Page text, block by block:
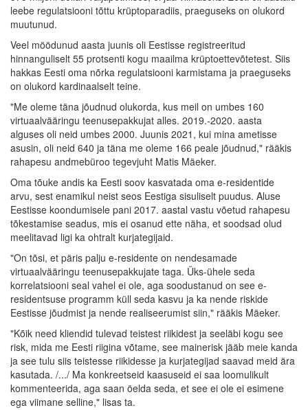
leebe regulatsiooni tõttu krüptoparadiis, praeguseks on olukord
muutunud.
Veel möödunud aasta juunis oli Eestisse registreeritud
hinnanguliselt 55 protsenti kogu maailma krüptoettevõtetest. Siis
hakkas Eesti oma nõrka regulatsiooni karmistama ja praeguseks
on olukord kardinaalselt teine.
"Me oleme täna jõudnud olukorda, kus meil on umbes 160
virtuaalvääringu teenusepakkujat alles. 2019.-2020. aasta
alguses oli neid umbes 2000. Juunis 2021, kui mina ametisse
asusin, oli neid 640 ja täna me oleme 166 peale jõudnud," rääkis
rahapesu andmebüroo tegevjuht Matis Mäeker.
Oma tõuke andis ka Eesti soov kasvatada oma e-residentide
arvu, sest enamikul neist seos Eestiga sisuliselt puudus. Aluse
Eestisse koondumisele pani 2017. aastal vastu võetud rahapesu
tõkestamise seadus, mis ei osanud ette näha, et soodsad olud
meelitavad ligi ka ohtralt kurjategijaid.
"On tõsi, et päris palju e-residente on nendesamade
virtuaalvääringu teenusepakkujate taga. Üks-ühele seda
korrelatsiooni seal vahel ei ole, aga soodustanud on see e-
residentsuse programm küll seda kasvu ja ka nende riskide
Eestisse jõudmist ja nende realiseerumist siin," rääkis Mäeker.
"Kõik need kliendid tulevad teistest riikidest ja seeläbi kogu see
risk, mida me Eesti riigina võtame, see mainerisk jääb meie kanda
ja see tulu siis teistesse riikidesse ja kurjategijad saavad meid ära
kasutada. /.../ Ma konkreetseid kaasuseid ei saa loomulikult
kommenteerida, aga saan öelda seda, et see ei ole ei esimene
ega viimane selline," lisas ta.